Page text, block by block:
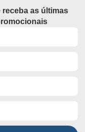
as últimas